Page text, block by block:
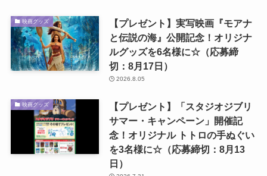
映画グッズ
【プレゼント】実写映画『モアナ
と伝説の海』公開記念！オリジナ
ルグッズを6名様に☆（応募締
切：8月17日）
2026.8.05
映画グッズ
【プレゼント】「スタジオジブリ
サマー・キャンペーン」開催記
念！オリジナル トトロの手ぬぐい
を3名様に☆（応募締切：8月13
日）